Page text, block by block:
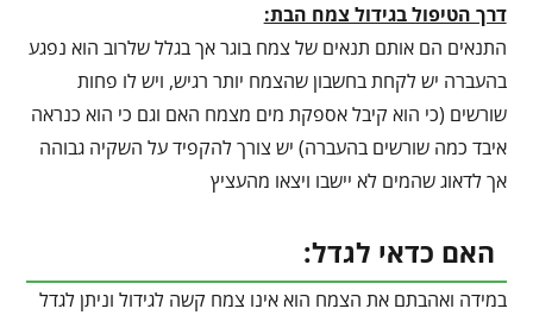
דרך הטיפול בגידול צמח הבת:
התנאים הם אותם תנאים של צמח בוגר אך בגלל שלרוב הוא נפגע
בהעברה יש לקחת בחשבון שהצמח יותר רגיש, ויש לו פחות
שורשים (כי הוא קיבל אספקת מים מצמח האם וגם כי הוא כנראה
איבד כמה שורשים בהעברה) יש צורך להקפיד על השקיה גבוהה
אך לדאוג שהמים לא יישבו ויצאו מהעציץ
האם כדאי לגדל:
במידה ואהבתם את הצמח הוא אינו צמח קשה לגידול וניתן לגדל